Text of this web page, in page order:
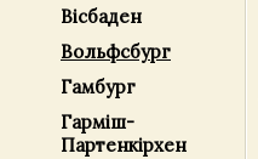
Вісбаден
Вольфсбург
Гамбург
Гарміш-
Партенкірхен